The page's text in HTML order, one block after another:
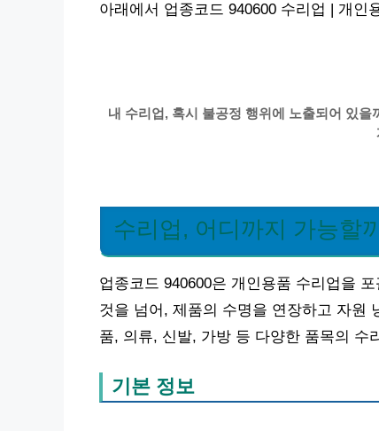
아래에서 업종코드 940600 수리업 | 개
내 수리업, 혹시 불공정 행위에 노출되어 있
수리업, 어디까지 가능할
업종코드 940600은 개인용품 수리업을
것을 넘어, 제품의 수명을 연장하고 자원
품, 의류, 신발, 가방 등 다양한 품목의 수
기본 정보